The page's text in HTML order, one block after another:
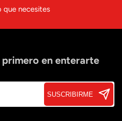
que necesites
primero en enterarte
SUSCRIBIRME